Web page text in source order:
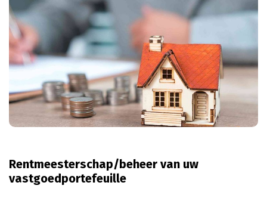
Rentmeesterschap/beheer van uw
vastgoedportefeuille